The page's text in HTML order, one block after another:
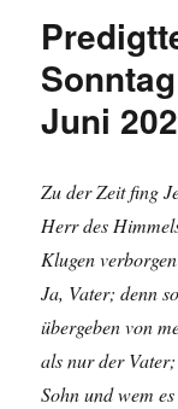
Juni
Zu der Zeit fing
Herr des
Klugen
Ja, Vater; denn
übergeben von
als nur der
Sohn und wem